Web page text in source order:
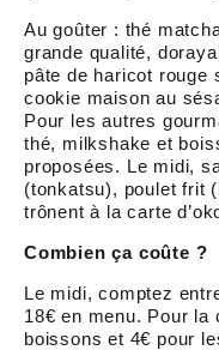
Au goûter : thé
grande qualité,
pâte de haricot rouge
cookie maison au
Pour les autres
thé, milkshake et
proposées. Le midi,
(tonkatsu), poulet frit
trônent à la carte
Combien ça coûte ?
Le midi, comptez
18€ en menu. Pour la
boissons et 4€ pour